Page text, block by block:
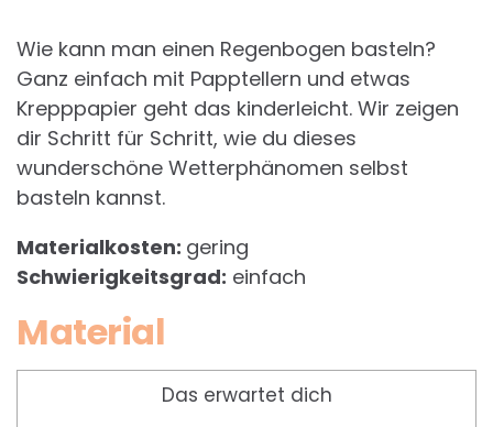
Wie kann man einen Regenbogen basteln?
Ganz einfach mit Papptellern und etwas
Krepppapier geht das kinderleicht. Wir zeigen
dir Schritt für Schritt, wie du dieses
wunderschöne Wetterphänomen selbst
basteln kannst.
Materialkosten: gering
Schwierigkeitsgrad: einfach
Material
Das erwartet dich